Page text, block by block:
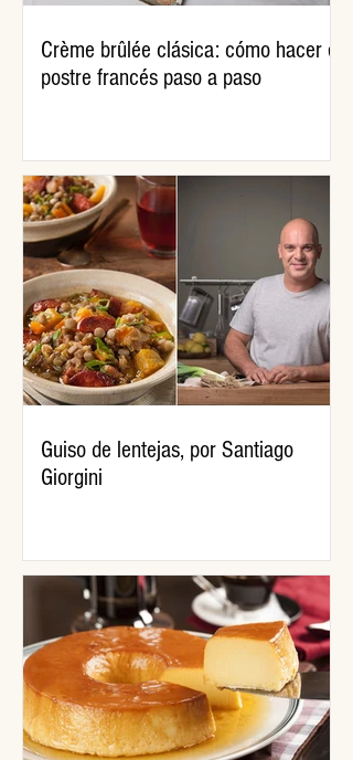
Crème brûlée clásica: cómo hacer el
postre francés paso a paso
Guiso de lentejas, por Santiago
Giorgini